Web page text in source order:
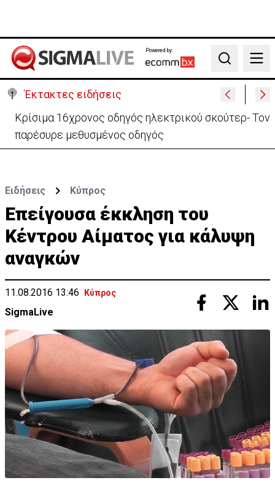
Powered by:
Search
Έκτακτες ειδήσεις
Πίσω στο ΗΒ για την κηδεία του γιου του ο
37χρονος:«Είναι σε άσχημη κατάσταση»
Ειδήσεις Κύπρος
Επείγουσα έκκληση του
Κέντρου Αίματος για κάλυψη
αναγκών
11.08.2016 13:46 Κύπρος
SigmaLive